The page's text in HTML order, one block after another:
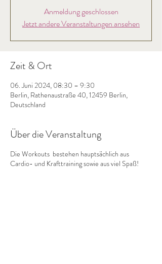
Anmeldung geschlossen
Jetzt andere Veranstaltungen ansehen
Zeit & Ort
06. Juni 2024, 08:30 – 9:30
Berlin, Rathenaustraße 40, 12459 Berlin,
Deutschland
Über die Veranstaltung
Die Workouts bestehen hauptsächlich aus
Cardio- und Krafttraining sowie aus viel Spaß!